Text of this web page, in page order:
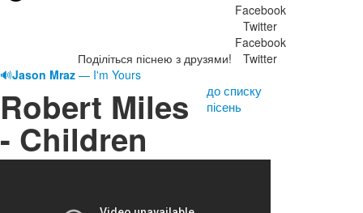
Поділіться піснею з друзями!
Facebook
Twitter
Facebook
Twitter
🔊Jason Mraz — I'm Yours
Robert Miles
- Children
до списку
пісень